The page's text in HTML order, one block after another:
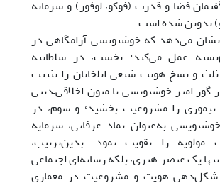
فضا و قدرت (فوکو، لوفور) و سرمایه
تدوین شده است.
نشان می‌دهد که خوشنویسی آرامگاهی در
عمل می‌کند: نخست، در سلطانیه
ثلث و نسخ هویت شیعی ایلخانان را تثبیت
گور امیر خوشنویسی با متون اخلاقی–دینی
را مشروعیت بخشید؛ و سوم، در
خوشنویسی به‌عنوان نماد عرفانی، سرمایه
مولویه را تقویت نمود. بدین‌ترتیب،
یک عنصر هنری، بلکه رسانه‌ای اجتماعی
شکل‌دهی هویت و مشروعیت در معماری